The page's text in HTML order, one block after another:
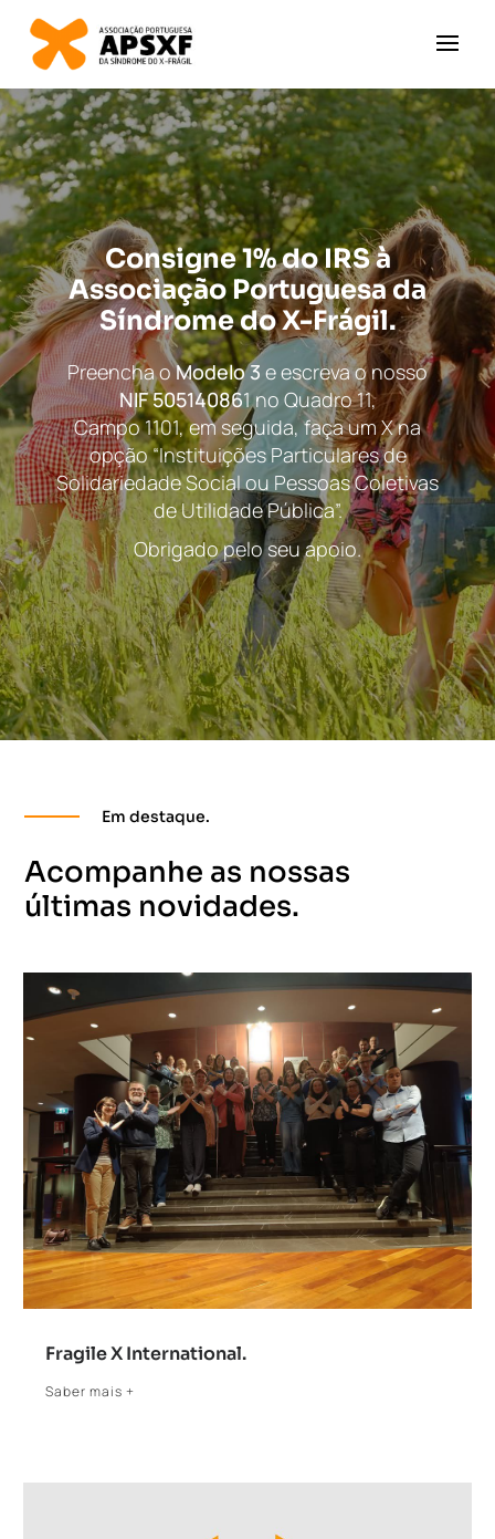
Consigne 1% do IRS à
Associação Portuguesa da
Síndrome do X-Frágil.
Preencha oModelo 3 e escreva o nosso
NIF 505140861 no Quadro 11,
Campo 1101, em seguida, faça um X na
opção “Instituições Particulares de
Solidariedade Social ou Pessoas Coletivas
de Utilidade Pública”.
Obrigado pelo seu apoio.
Em destaque.
Acompanhe as nossas
últimas novidades.
Fragile X International.
Saber mais +